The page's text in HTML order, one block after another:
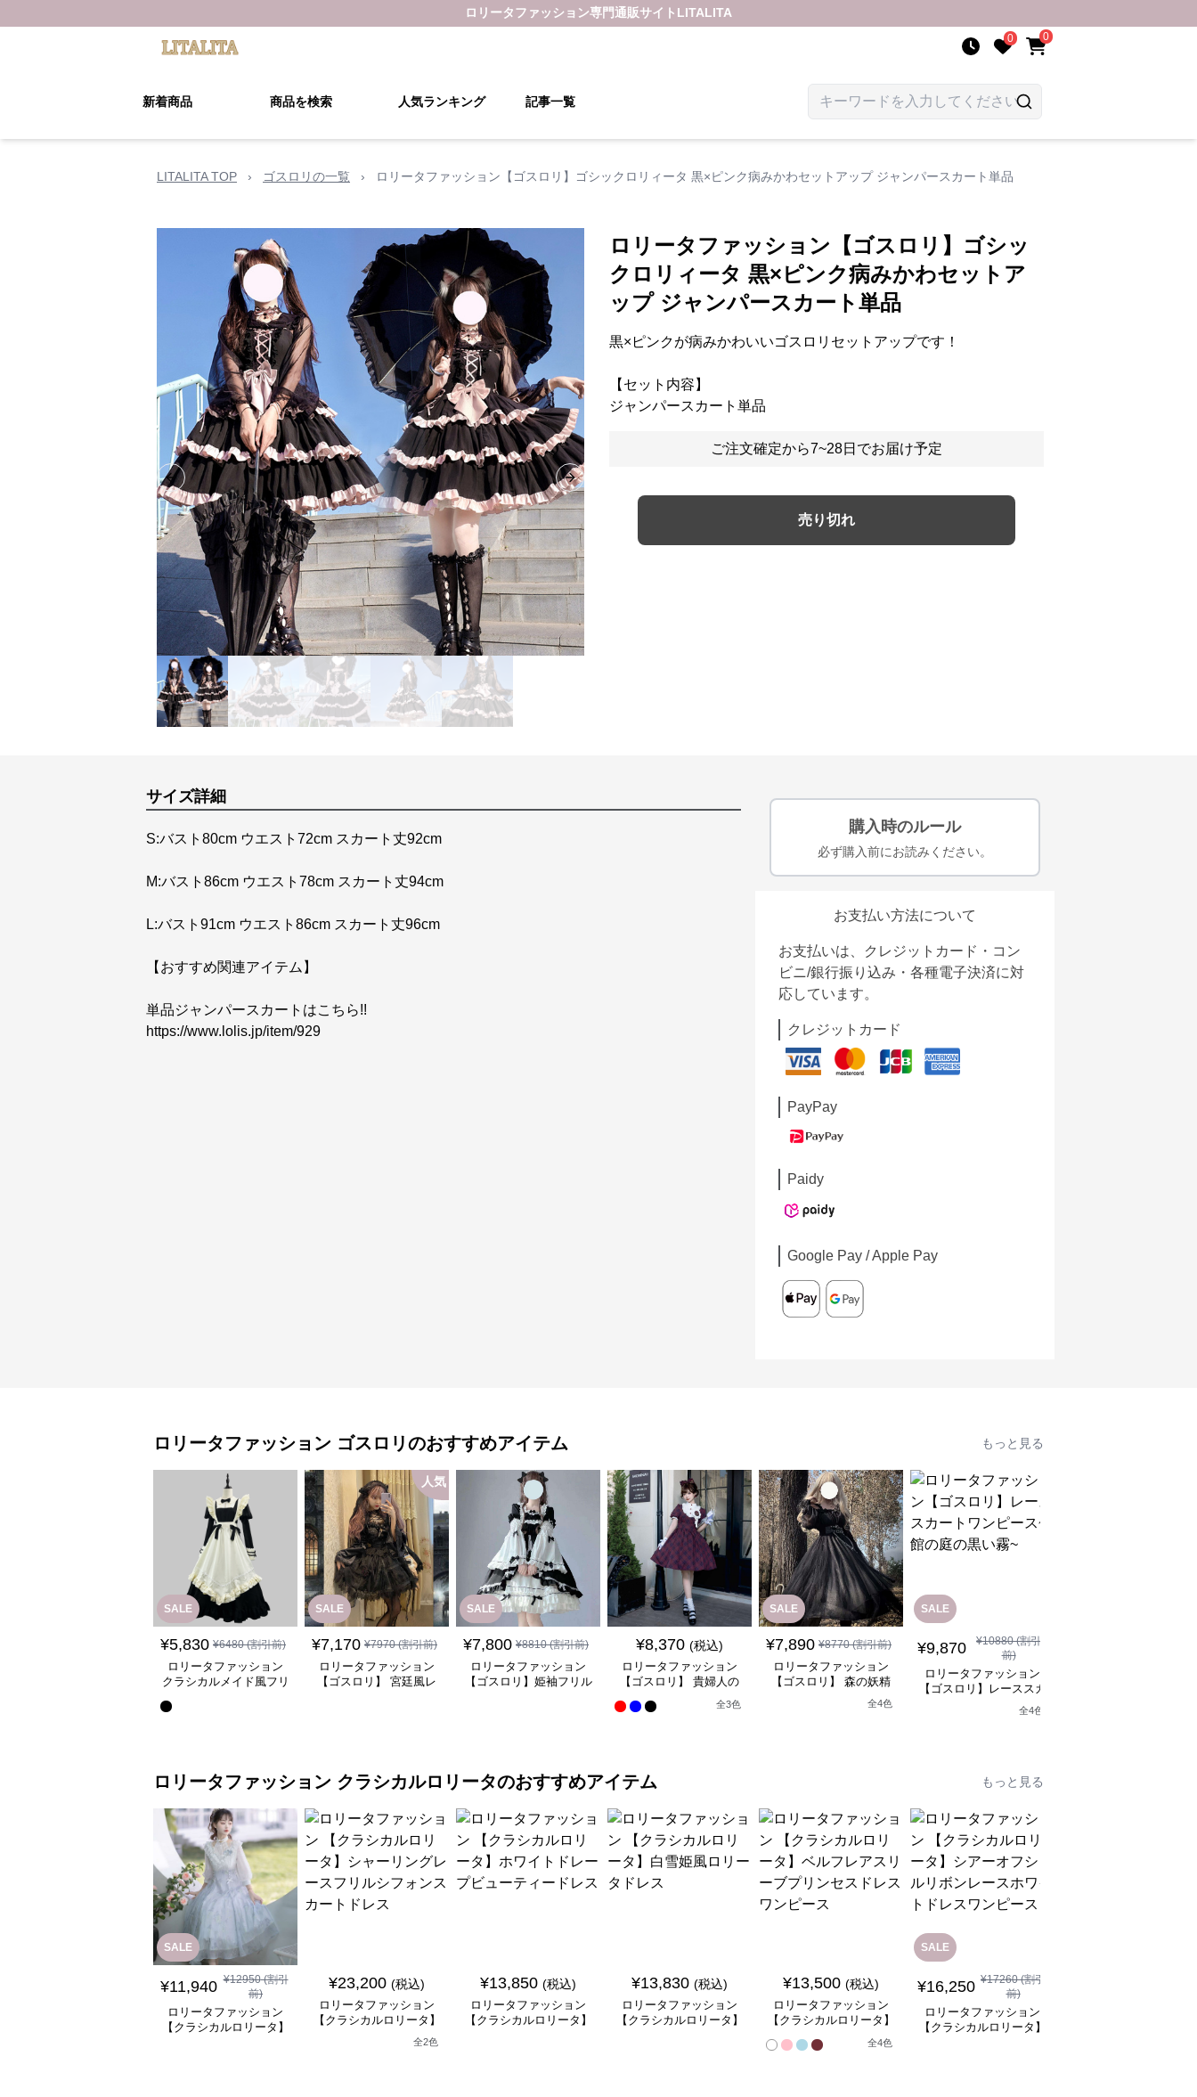
ロリータファッション専門通販サイト LITALITA
0 0
新着商品 商品を検索 人気ランキング 記事一覧
LITALITA TOP › ゴスロリの一覧 › ロリータファッション【ゴスロリ】ゴシックロリィータ 黒×ピンク病みかわセットアップ ジャンパースカート単品
Previous slide Next slide
ロリータファッション【ゴスロリ】ゴシッ
クロリィータ 黒×ピンク病みかわセットア
ップ ジャンパースカート単品
黒×ピンクが病みかわいいゴスロリセットアップです！
【セット内容】
ジャンパースカート単品
ご注文確定から7~28日でお届け予定
売り切れ
サイズ詳細
S:バスト80cm ウエスト72cm スカート丈92cm
M:バスト86cm ウエスト78cm スカート丈94cm
L:バスト91cm ウエスト86cm スカート丈96cm
【おすすめ関連アイテム】
https://www.lolis.jp/item/929
購入時のルール
必ず購入前にお読みください。
お支払い方法について
お支払いは、クレジットカード・コン
ビニ/銀行振り込み・各種電子決済に対
応しています。
クレジットカード
PayPay
Paidy
Google Pay / Apple Pay
ロリータファッション ゴスロリのおすすめアイテム もっと見る
SALE
¥5,830 ¥6480(割引前)
ロリータファッション
クラシカルメイド風フリ
SALE
人気
¥7,170 ¥7970(割引前)
ロリータファッション
【ゴスロリ】 宮廷風レ
SALE
¥7,800 ¥8810(割引前)
ロリータファッション
【ゴスロリ】姫袖フリル
¥8,370 (税込)
ロリータファッション
【ゴスロリ】 貴婦人の
優雅なティータイムドレ
全3色
SALE
¥7,890 ¥8770(割引前)
ロリータファッション
【ゴスロリ】 森の妖精
風ゴシックロリータワン
全4色
SALE
¥9,870 ¥10880(割引
前)
ロリータファッション
【ゴスロリ】レーススカ
ートワンピース~館の庭
全4色
ロリータファッション クラシカルロリータのおすすめアイテム もっと見る
SALE
¥11,940 ¥12950(割引
前)
ロリータファッション
【クラシカルロリータ】
¥23,200 (税込)
ロリータファッション
【クラシカルロリータ】
シャーリングレースフリ
ルシフォンスカートドレ
全2色
¥13,850 (税込)
ロリータファッション
【クラシカルロリータ】
¥13,830 (税込)
ロリータファッション
【クラシカルロリータ】
¥13,500 (税込)
ロリータファッション
【クラシカルロリータ】
ベルフレアスリーブプリ
ンセスドレスワンピース
全4色
SALE
¥16,250 ¥17260(割引
前)
ロリータファッション
【クラシカルロリータ】